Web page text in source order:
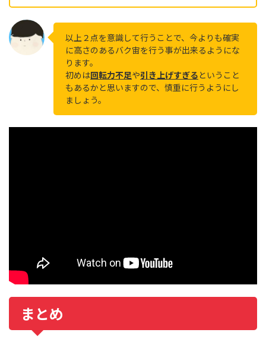
以上２点を意識して行うことで、今よりも確実
に高さのあるバク宙を行う事が出来るようにな
ります。
初めは回転力不足や引き上げすぎるということ
もあるかと思いますので、慎重に行うようにし
ましょう。
まとめ